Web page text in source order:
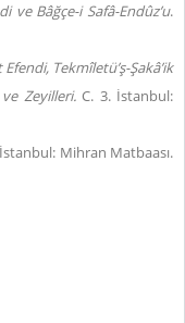
ve Bâğçe-i Safâ-Endûz’u.
Efendi, Tekmîletü’ş-Şakâ’ik
ve Zeyilleri.C. 3. İstanbul:
Mihran Matbaası.